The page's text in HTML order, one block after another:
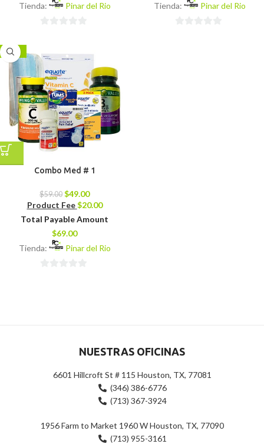
Tienda:
Pinar del Rio
5
Tienda:
Pinar del Rio
-17%
Combo Med # 1
$59.00 $49.00
Product Fee $20.00
Total Payable Amount
$69.00
Tienda:
Pinar del Rio
NUESTRAS OFICINAS
6601 Hillcroft St # 115 Houston, TX, 77081
(346) 386-6776
(713) 367-3924
1956 Farm to Market 1960 W Houston, TX, 77090
(713) 955-3161